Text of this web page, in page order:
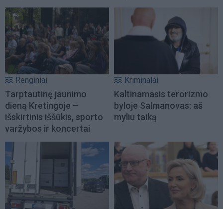
Renginiai
Tarptautinę jaunimo
dieną Kretingoje –
išskirtinis iššūkis, sporto
varžybos ir koncertai
Kriminalai
Kaltinamasis terorizmo
byloje Salmanovas: aš
myliu taiką